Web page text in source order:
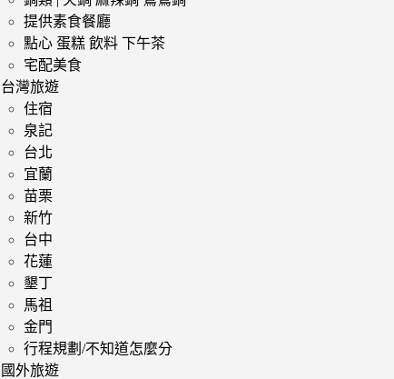
提供素食餐廳
點心 蛋糕 飲料 下午茶
宅配美食
台灣旅遊
住宿
泉記
台北
宜蘭
苗栗
新竹
台中
花蓮
墾丁
馬祖
金門
行程規劃/不知道怎麼分
國外旅遊